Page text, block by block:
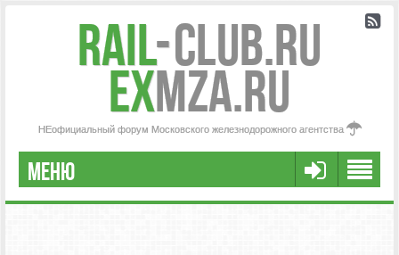
Rail-Club.RU
exMZA.RU
НЕофициальный форум Московского железнодорожного агентства
МЕНЮ
РЕГИСТРАЦИЯ